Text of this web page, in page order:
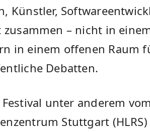
Künstler,
– nicht in
in einem offenen Raum
Debatten.
unter anderem vom
Stuttgart